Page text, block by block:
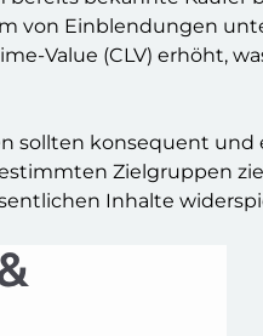
von Einblendungen
Value (CLV) erhöht,
sollten konsequent
Zielgruppen
Inhalte